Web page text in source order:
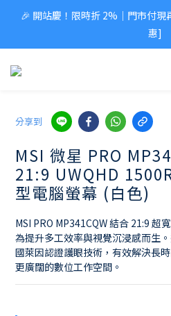
🎉 開站慶！限時折 2%｜門市付
惠]
分享到
MSI 微星 PRO
21:9 UWQHD
型電腦螢幕 (白色)
MSI PRO MP341CQW 結合 21:9 超
為提升多工效率與視覺沉浸感而生
國萊因認證護眼技術，有效解決長
更廣闊的數位工作空間。